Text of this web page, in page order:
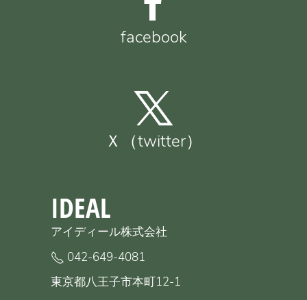
facebook
Ｘ（twitter）
IDEAL
アイディール株式会社
042-649-4081
東京都八王子市本町12-1